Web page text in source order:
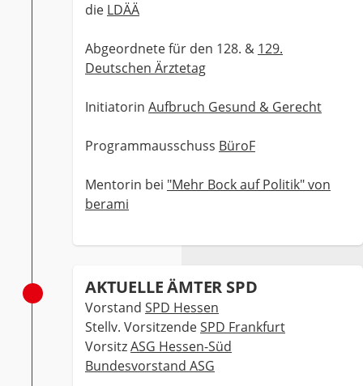
die LDÄÄ
Abgeordnete für den 128. & 129.
Deutschen Ärztetag
Initiatorin Aufbruch Gesund & Gerecht
Programmausschuss BüroF
Mentorin bei "Mehr Bock auf Politik" von
berami
AKTUELLE ÄMTER SPD
Vorstand SPD Hessen
Stellv. VorsitzendeSPD Frankfurt
VorsitzASG Hessen-Süd
Bundesvorstand ASG